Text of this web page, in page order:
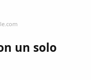
un solo